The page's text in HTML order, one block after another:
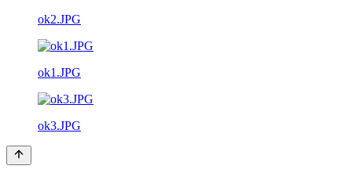
ok2.JPG
ok1.JPG
ok3.JPG